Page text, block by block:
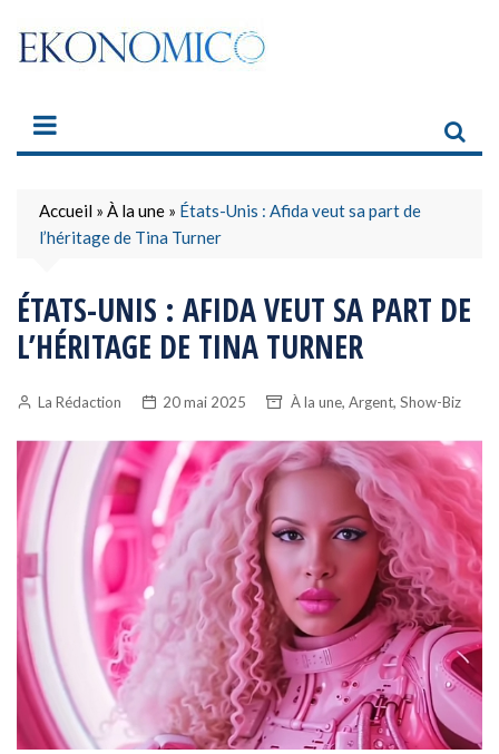
content
Accueil » À la une » États-Unis : Afida veut sa part de
l’héritage de Tina Turner
ÉTATS-UNIS : AFIDA VEUT SA PART DE
L’HÉRITAGE DE TINA TURNER
La Rédaction 20 mai 2025 À la une, Argent, Show-Biz